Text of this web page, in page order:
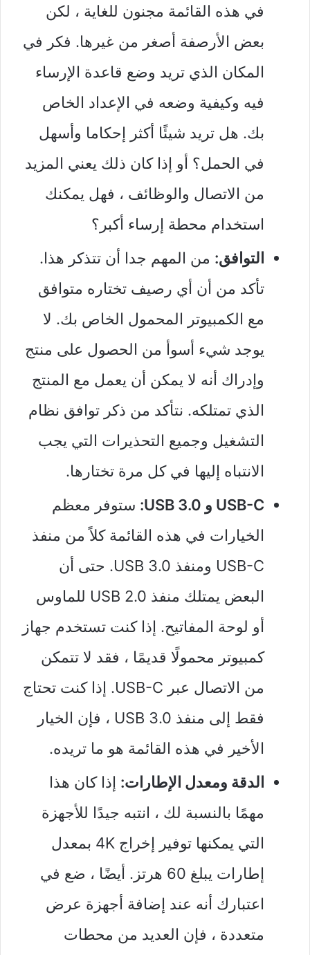
في هذه القائمة مجنون للغاية ، لكن
بعض الأرصفة أصغر من غيرها. فكر في
المكان الذي تريد وضع قاعدة الإرساء
فيه وكيفية وضعه في الإعداد الخاص
بك. هل تريد شيئًا أكثر إحكاما وأسهل
في الحمل؟ أو إذا كان ذلك يعني المزيد
من الاتصال والوظائف ، فهل يمكنك
استخدام محطة إرساء أكبر؟
التوافق: من المهم جدا أن تتذكر هذا.
تأكد من أن أي رصيف تختاره متوافق
مع الكمبيوتر المحمول الخاص بك. لا
يوجد شيء أسوأ من الحصول على منتج
وإدراك أنه لا يمكن أن يعمل مع المنتج
الذي تمتلكه. نتأكد من ذكر توافق نظام
التشغيل وجميع التحذيرات التي يجب
الانتباه إليها في كل مرة تختارها.
USB-C و USB 3.0:
ستوفر معظم
الخيارات في هذه القائمة كلاً من منفذ
USB-C ومنفذ USB 3.0. حتى أن
البعض يمتلك منفذ USB 2.0 للماوس
أو لوحة المفاتيح. إذا كنت تستخدم جهاز
كمبيوتر محمولًا قديمًا ، فقد لا تتمكن
من الاتصال عبر USB-C. إذا كنت تحتاج
فقط إلى منفذ USB 3.0 ، فإن الخيار
الأخير في هذه القائمة هو ما تريده.
الدقة ومعدل الإطارات: إذا كان هذا
مهمًا بالنسبة لك ، انتبه جيدًا للأجهزة
التي يمكنها توفير إخراج 4K بمعدل
إطارات يبلغ 60 هرتز. أيضًا ، ضع في
اعتبارك أنه عند إضافة أجهزة عرض
متعددة ، فإن العديد من محطات